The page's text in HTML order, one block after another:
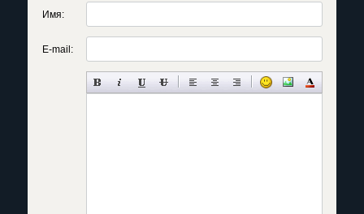
Имя:
E-mail: